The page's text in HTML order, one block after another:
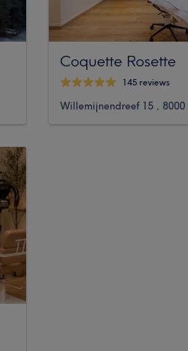
Coquette Rosette
145 reviews
Willemijnendreef 15 , 8000